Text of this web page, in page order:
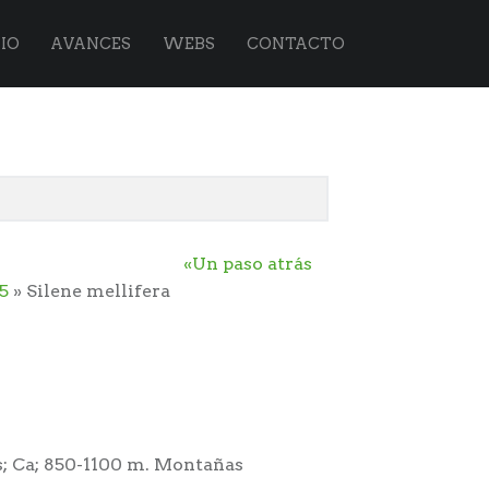
AVANCES WEBS CONTACTO
«Un paso atrás
» Silene mellifera
850-1100 m. Montañas